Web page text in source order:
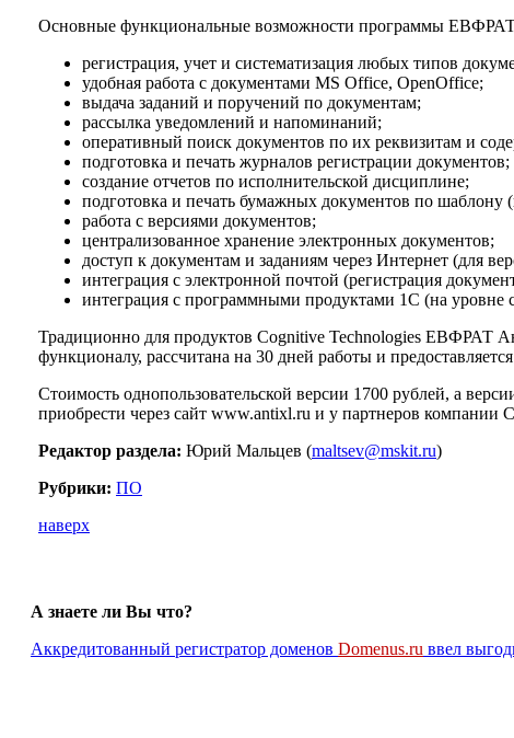
Основные функциональные возможности программы
регистрация, учет и систематизация любых типов
удобная работа с документами MS Office, OpenOffice;
выдача заданий и поручений по документам;
рассылка уведомлений и напоминаний;
оперативный поиск документов по их реквизитам и
подготовка и печать журналов регистрации документов;
создание отчетов по исполнительской дисциплине;
подготовка и печать бумажных документов по шаблону
работа с версиями документов;
централизованное хранение электронных документов;
доступ к документам и заданиям через Интернет (для
интеграция с электронной почтой (регистрация
интеграция с программными продуктами 1С (на уровне
Традиционно для продуктов Cognitive Technologies ЕВФРАТ
функционалу, рассчитана на 30 дней работы и
Стоимость однопользовательской версии 1700 рублей, а
приобрести через сайт www.antixl.ru и у партнеров компании
Редактор раздела: Юрий Мальцев (maltsev@mskit.ru)
Рубрики: ПО
наверх
А знаете ли Вы что?
Аккредитованный регистратор доменов Domenus.ru ввел